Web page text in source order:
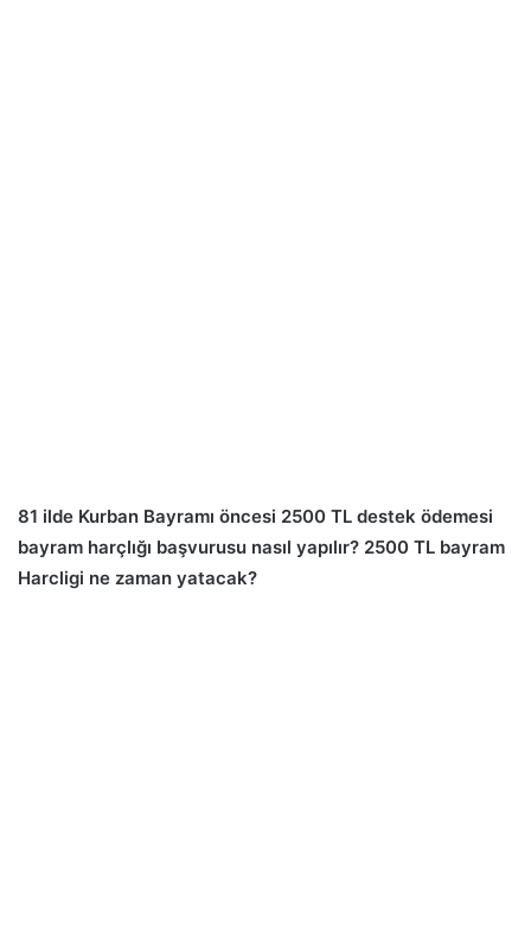
81 ilde Kurban Bayramı öncesi 2500 TL destek ödemesi
bayram harçlığı başvurusu nasıl yapılır? 2500 TL bayram
Harcligi ne zaman yatacak?